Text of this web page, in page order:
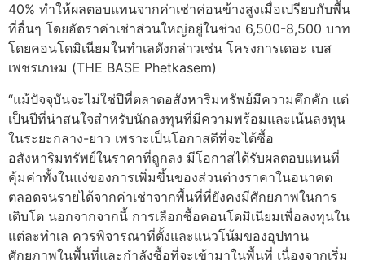
40% ทำให้ผลตอบแทนจากค่าเช่าค่อนข้างสูงเมื่อเปรียบกับพื้น
ที่อื่นๆ โดยอัตราค่าเช่าส่วนใหญ่อยู่ในช่วง 6,500-8,500 บาท
โดยคอนโดมิเนียมในทำเลดังกล่าวเช่น โครงการเดอะ เบส
เพชรเกษม (THE BASE Phetkasem)
“แม้ปัจจุบันจะไม่ใช่ปีที่ตลาดอสังหาริมทรัพย์มีความคึกคัก แต่
เป็นปีที่น่าสนใจสำหรับนักลงทุนที่มีความพร้อมและเน้นลงทุน
ในระยะกลาง-ยาว เพราะเป็นโอกาสดีที่จะได้ซื้อ
อสังหาริมทรัพย์ในราคาที่ถูกลง มีโอกาสได้รับผลตอบแทนที่
คุ้มค่าทั้งในแง่ของการเพิ่มขึ้นของส่วนต่างราคาในอนาคต
ตลอดจนรายได้จากค่าเช่าจากพื้นที่ที่ยังคงมีศักยภาพในการ
เติบโต นอกจากจากนี้ การเลือกซื้อคอนโดมิเนียมเพื่อลงทุนใน
แต่ละทำเล ควรพิจารณาที่ตั้งและแนวโน้มของอุปทาน
ศักยภาพในพื้นที่และกำลังซื้อที่จะเข้ามาในพื้นที่ เนื่องจากเริ่ม